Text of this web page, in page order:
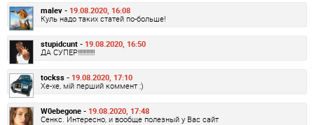
malev - 19.08.2020, 16:08
Куль надо таких статей по-больше!
stupidcunt - 19.08.2020, 16:50
ДА СУПЕР!!!!!!!!!!!!
tockss - 19.08.2020, 17:10
Хе-хе, мій перший коммент :)
W0ebegone - 19.08.2020, 17:48
Сенкс. Интересно, и вообще полезный у Вас сайт